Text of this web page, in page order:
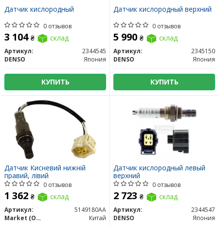
Датчик кислородный
0 отзывов
3 104 ₴ склад
Артикул:
2344545
DENSO
Япония
КУПИТЬ
Датчик кислородный верхний
0 отзывов
5 990 ₴ склад
Артикул:
2345150
DENSO
Япония
КУПИТЬ
Датчик Кисневий нижній
правий, лівий
0 отзывов
1 362 ₴ склад
Артикул:
5149180AA
Market (OEM)
Китай
Датчик кислородный левый
верхний
0 отзывов
2 723 ₴ склад
Артикул:
2344547
DENSO
Япония